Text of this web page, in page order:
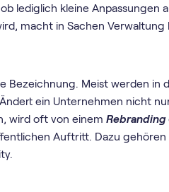
lediglich kleine Anpassungen
macht in Sachen Verwaltung
Bezeichnung. Meist werden in
ein Unternehmen nicht
wird oft von einemRebranding
Auftritt. Dazu